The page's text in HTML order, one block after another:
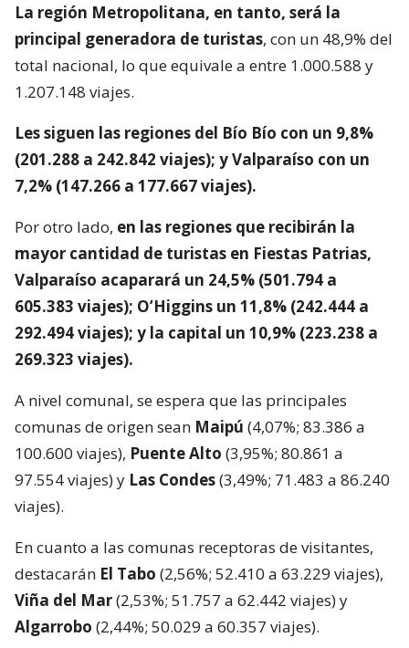
La región Metropolitana, en tanto, será la
principal generadora de turistas, con un 48,9% del
total nacional, lo que equivale a entre 1.000.588 y
1.207.148 viajes.
Les siguen las regiones del Bío Bío con un 9,8%
(201.288 a 242.842 viajes); y Valparaíso con un
7,2% (147.266 a 177.667 viajes).
Por otro lado, en las regiones que recibirán la
mayor cantidad de turistas en Fiestas Patrias,
Valparaíso acaparará un 24,5% (501.794 a
605.383 viajes); O’Higgins un 11,8% (242.444 a
292.494 viajes); y la capital un 10,9% (223.238 a
269.323 viajes).
A nivel comunal, se espera que las principales
comunas de origen sean Maipú (4,07%; 83.386 a
100.600 viajes), Puente Alto (3,95%; 80.861 a
97.554 viajes) y Las Condes(3,49%; 71.483 a 86.240
viajes).
En cuanto a las comunas receptoras de visitantes,
destacarán El Tabo (2,56%; 52.410 a 63.229 viajes),
Viña del Mar(2,53%; 51.757 a 62.442 viajes) y
Algarrobo (2,44%; 50.029 a 60.357 viajes).